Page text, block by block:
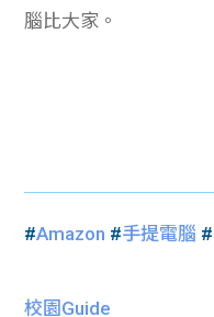
腦比大家。
#Amazon #手提電腦 #
校園Guide